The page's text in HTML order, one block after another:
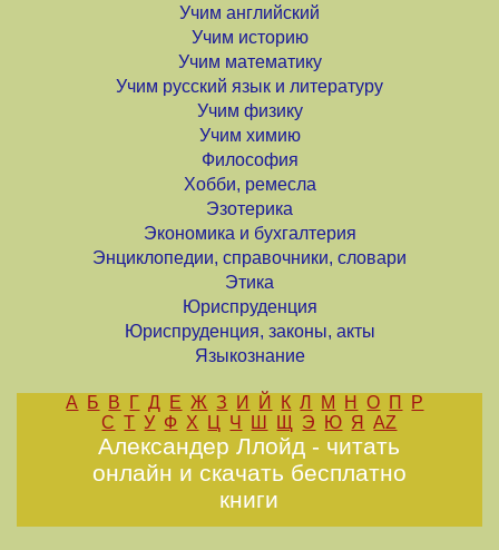
Учим английский
Учим историю
Учим математику
Учим русский язык и литературу
Учим физику
Учим химию
Философия
Хобби, ремесла
Эзотерика
Экономика и бухгалтерия
Энциклопедии, справочники, словари
Этика
Юриспруденция
Юриспруденция, законы, акты
Языкознание
А Б В Г Д Е Ж З И Й К Л М Н О П
Р
С Т У Ф Х Ц Ч Ш Щ Э Ю Я AZ
Александер Ллойд - читать
онлайн и скачать бесплатно
книги